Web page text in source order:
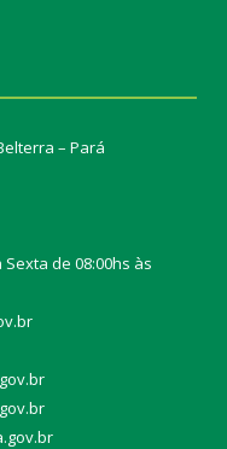
– Pará
de 08:00hs às
r